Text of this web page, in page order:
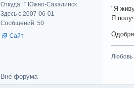
Откуда: Г.Южно-Сахалинск
Здесь с 2007-06-01
Сообщений: 50
Сайт
"Я
Я
Любовь
Вне форума